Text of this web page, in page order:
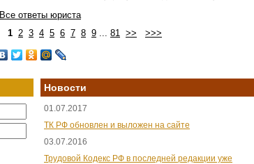
Все ответы юриста
1 2 3 4 5 6 7 8 9 ... 81 >> >>>
Новости
01.07.2017
ТК РФ обновлен и выложен на сайте
03.07.2016
Трудовой Кодекс РФ в последней редакции уже